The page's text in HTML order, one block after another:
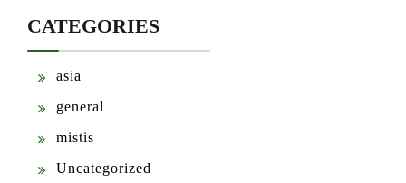
CATEGORIES
asia
general
mistis
Uncategorized